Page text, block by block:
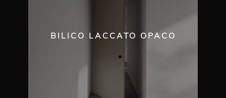
BILICO LACCATO OPACO